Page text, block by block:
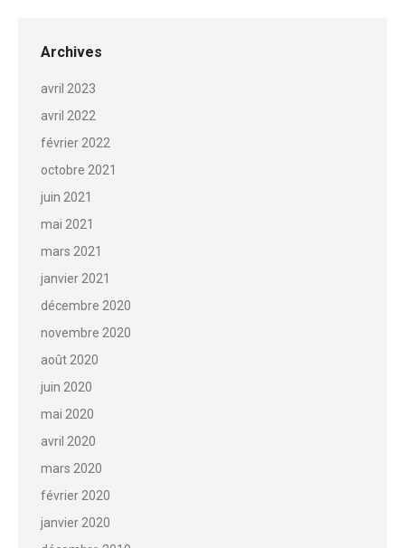
commentaire
Archives
avril 2023
avril 2022
février 2022
octobre 2021
juin 2021
mai 2021
mars 2021
janvier 2021
décembre 2020
novembre 2020
août 2020
juin 2020
mai 2020
avril 2020
mars 2020
février 2020
janvier 2020